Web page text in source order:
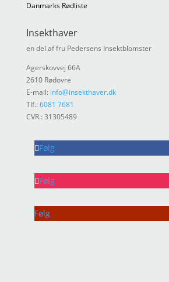
Danmarks Rødliste
Insekthaver
en del af fru Pedersens Insektblomster
Agerskovvej 66A
2610 Rødovre
E-mail: info@insekthaver.dk
Tlf.:6081 7681
CVR.: 31305489
Følg
Følg
Følg